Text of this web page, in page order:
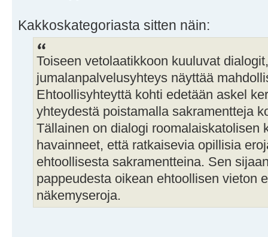
Kakkoskategoriasta sitten näin:
Toiseen vetolaatikkoon kuuluvat
jumalanpalvelusyhteys näyttää
Ehtoollisyhteyttä kohti edetään askel
yhteydestä poistamalla sakramentteja
Tällainen on dialogi roomalaiskatolisen
havainneet, että ratkaisevia opillisia
ehtoollisesta sakramentteina. Sen
pappeudesta oikean ehtoollisen vieton
näkemyseroja.